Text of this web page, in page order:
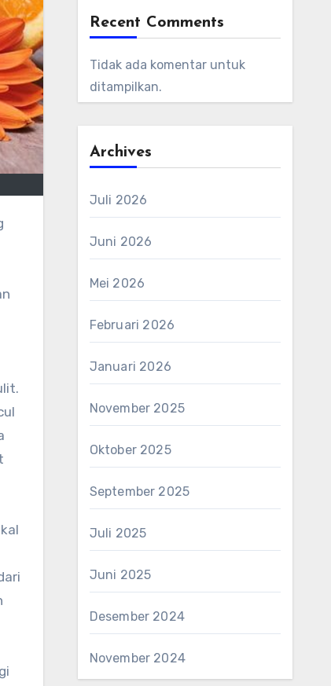
Recent Comments
Tidak ada komentar untuk
ditampilkan.
Archives
Juli 2026
Juni 2026
Mei 2026
Februari 2026
Januari 2026
November 2025
Oktober 2025
September 2025
Juli 2025
Juni 2025
Desember 2024
November 2024